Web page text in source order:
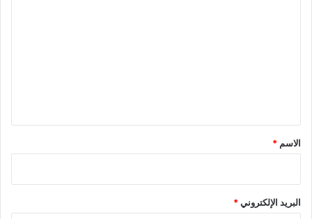
*
الاسم *
البريد الإلكتروني*